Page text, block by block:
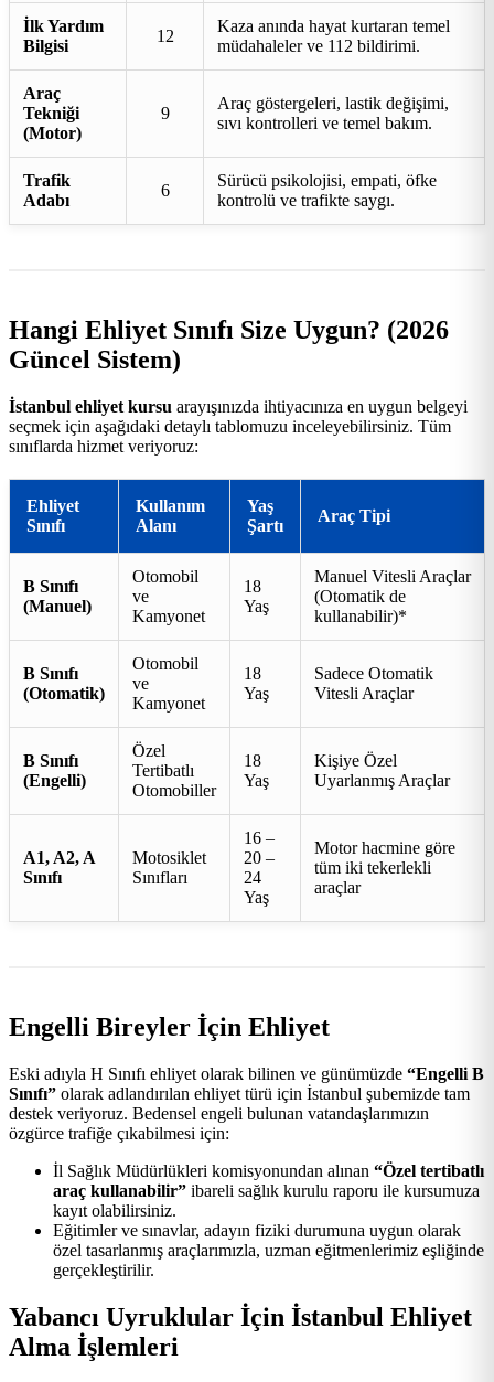
İlk Yardım
Bilgisi
12
Kaza anında hayat kurtaran temel
müdahaleler ve 112 bildirimi.
Araç
Tekniği
(Motor)
9
Araç göstergeleri, lastik değişimi,
sıvı kontrolleri ve temel bakım.
Trafik
Adabı
6
Sürücü psikolojisi, empati, öfke
kontrolü ve trafikte saygı.
Hangi Ehliyet Sınıfı Size Uygun? (2026
Güncel Sistem)
İstanbul ehliyet kursu arayışınızda ihtiyacınıza en uygun belgeyi
seçmek için aşağıdaki detaylı tablomuzu inceleyebilirsiniz. Tüm
sınıflarda hizmet veriyoruz:
Ehliyet
Sınıfı
Kullanım
Alanı
Yaş
Şartı
Araç Tipi
B Sınıfı
(Manuel)
Otomobil
ve
Kamyonet
18
Yaş
Manuel Vitesli Araçlar
(Otomatik de
kullanabilir)*
B Sınıfı
(Otomatik)
Otomobil
ve
Kamyonet
18
Yaş
Sadece Otomatik
Vitesli Araçlar
B Sınıfı
(Engelli)
Özel
Tertibatlı
Otomobiller
18
Yaş
Kişiye Özel
Uyarlanmış Araçlar
A1, A2, A
Sınıfı
Motosiklet
Sınıfları
16 –
20 –
24
Yaş
Motor hacmine göre
tüm iki tekerlekli
araçlar
Engelli Bireyler İçin Ehliyet
Eski adıyla H Sınıfı ehliyet olarak bilinen ve günümüzde “Engelli B
Sınıfı” olarak adlandırılan ehliyet türü için İstanbul şubemizde tam
destek veriyoruz. Bedensel engeli bulunan vatandaşlarımızın
özgürce trafiğe çıkabilmesi için:
İl Sağlık Müdürlükleri komisyonundan alınan “Özel tertibatlı
araç kullanabilir” ibareli sağlık kurulu raporu ile kursumuza
kayıt olabilirsiniz.
Eğitimler ve sınavlar, adayın fiziki durumuna uygun olarak
özel tasarlanmış araçlarımızla, uzman eğitmenlerimiz eşliğinde
gerçekleştirilir.
Yabancı Uyruklular İçin İstanbul Ehliyet
Alma İşlemleri